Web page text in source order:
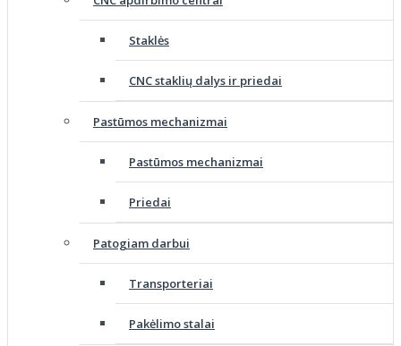
Staklės
CNC staklių dalys ir priedai
Pastūmos mechanizmai
Pastūmos mechanizmai
Priedai
Patogiam darbui
Transporteriai
Pakėlimo stalai